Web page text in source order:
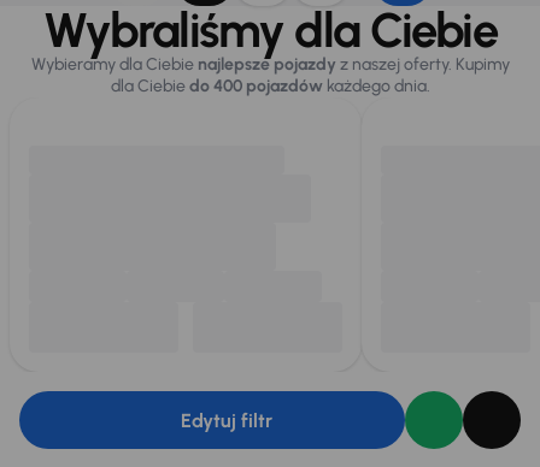
Wybraliśmy dla Ciebie
Wybieramy dla Ciebie najlepsze pojazdy z naszej oferty. Kupimy
dla Ciebiedo 400 pojazdówkażdego dnia.
Edytuj filtr